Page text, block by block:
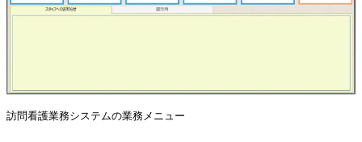
訪問看護業務システムの業務メニュー